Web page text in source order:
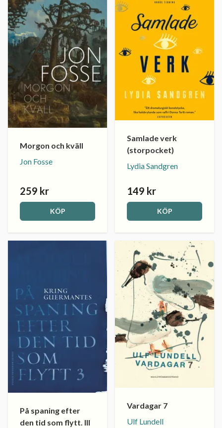
Morgon och kväll
Jon Fosse
259 kr
KÖP
Samlade verk
(storpocket)
Lydia Sandgren
149 kr
KÖP
På spaning efter
den tid som flytt. III
Vardagar 7
Ulf Lundell